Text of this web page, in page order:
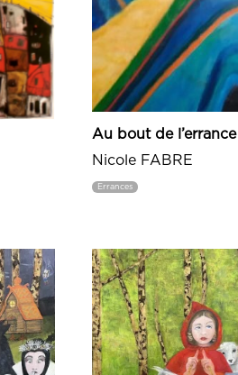
Au bout de l’errance
Nicole FABRE
Errances